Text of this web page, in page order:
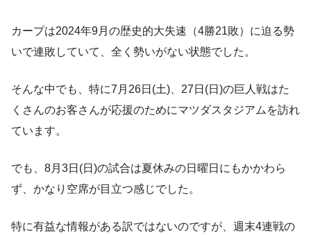
カープは2024年9月の歴史的大失速（4勝21敗）に迫る勢
いで連敗していて、全く勢いがない状態でした。
そんな中でも、特に7月26日(土)、27日(日)の巨人戦はた
くさんのお客さんが応援のためにマツダスタジアムを訪れ
ています。
でも、8月3日(日)の試合は夏休みの日曜日にもかかわら
ず、かなり空席が目立つ感じでした。
特に有益な情報がある訳ではないのですが、週末4連戦の